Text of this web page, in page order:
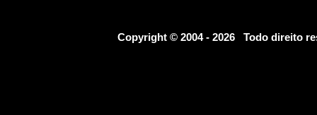
Copyright © 2004 - 2026 Todo direito